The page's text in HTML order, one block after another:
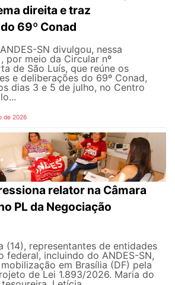
direita e traz
69º Conad
SN divulgou, nessa
por meio da Circular nº
de São Luís, que reúne os
e deliberações do 69º Conad,
dias 3 e 5 de julho, no Centro
de 2026
relator na Câmara
PL da Negociação
(14), representantes de entidades
federal, incluindo do ANDES-SN,
em Brasília (DF) pela
de Lei 1.893/2026. Maria do